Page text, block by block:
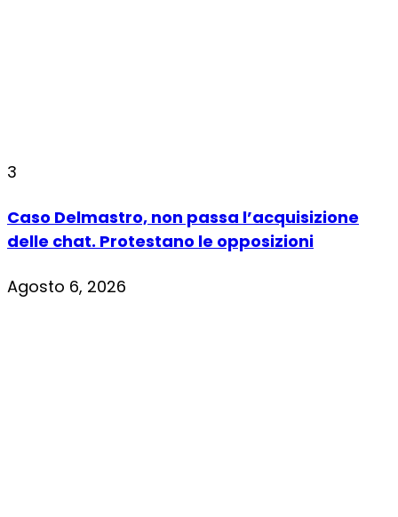
3
Caso Delmastro, non passa l’acquisizione
delle chat. Protestano le opposizioni
Agosto 6, 2026